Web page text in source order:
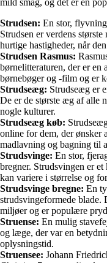
Strudsen: En stor,
Strudsen er verdens
hurtige hastigheder, når
Strudsen Rasmus:
børnelitteraturen, der er
børnebøger og -film og er
Strudseæg: Strudseæg er
De er de største æg af alle
nogle kulturer.
Strudseæg køb:
online for dem, der ønsker
madlavning og bagning til
Strudsvinge: En stor,
bregner. Strudsvingen er
kan variere i størrelse og
Strudsvinge bregne: En
strudsvingeformede blade.
miljøer og er populære
Struense: En mulig
og læge, der var en
oplysningstid.
Struensee: Johann